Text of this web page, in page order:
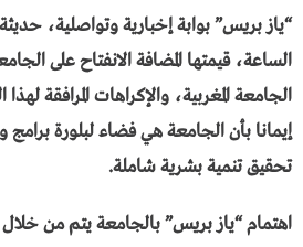
“ياز بريس” بوابة إخبارية وتواصلية،
الساعة،قيمتها المضافة الانفتاح على
الجامعة المغربية، والإكراهات المرافقة
إيمانا بأن الجامعة هي فضاء لبلورة
تحقيق تنمية بشرية شاملة.
اهتمام “ياز بريس” بالجامعة يتم من